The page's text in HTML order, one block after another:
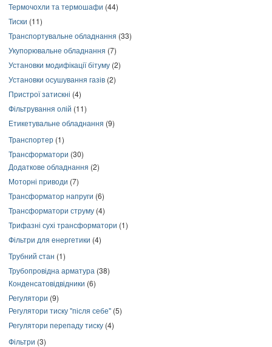
Термочохли та термошафи (44)
Тиски (11)
Транспортувальне обладнання (33)
Укупорювальне обладнання (7)
Установки модифікації бітуму (2)
Установки осушування газів (2)
Пристрої затискні (4)
Фільтрування олій (11)
Етикетувальне обладнання (9)
Транспортер (1)
Трансформатори (30)
Додаткове обладнання (2)
Моторні приводи (7)
Трансформатор напруги (6)
Трансформатори струму (4)
Трифазні сухі трансформатори (1)
Фільтри для енергетики (4)
Трубний стан (1)
Трубопровідна арматура (38)
Конденсатовідвідники (6)
Регулятори (9)
Регулятори тиску "після себе" (5)
Регулятори перепаду тиску (4)
Фільтри (3)